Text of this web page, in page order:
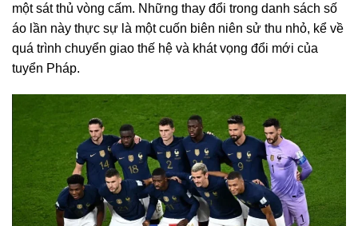
một sát thủ vòng cấm. Những thay đổi trong danh sách số
áo lần này thực sự là một cuốn biên niên sử thu nhỏ, kể về
quá trình chuyển giao thế hệ và khát vọng đổi mới của
tuyển Pháp.